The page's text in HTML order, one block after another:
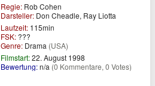
Regie: Rob Cohen
Darsteller: Don Cheadle, Ray Liotta
Laufzeit: 115min
FSK: ???
Genre: Drama (USA)
Filmstart:22. August 1998
Bewertung:n/a (0 Kommentare, 0 Votes)